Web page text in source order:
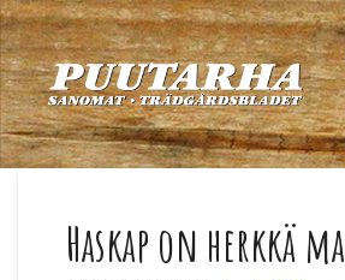
Siirry
sisältöön
Haskap on herkkä